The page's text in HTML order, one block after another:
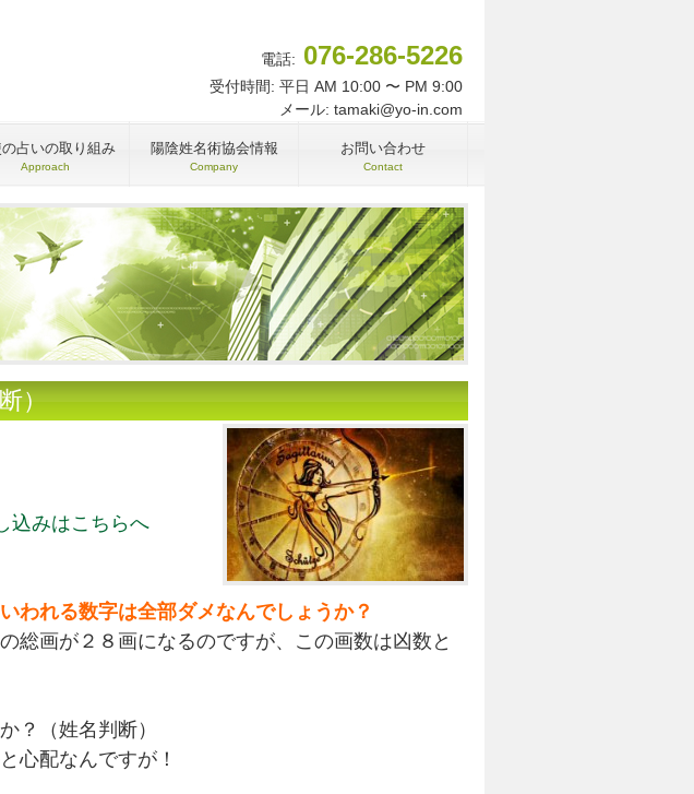
電話: 076-286-5226
受付時間: 平日 AM 10:00 〜 PM 9:00
メール: tamaki@yo-in.com
の占いの取り組み
Approach
陽陰姓名術協会情報
Company
お問い合わせ
Contact
）
込みはこちらへ
われる数字は全部ダメなんでしょうか？
総画が２８画になるのですが、この画数は凶数と
？（姓名判断）
心配なんですが！